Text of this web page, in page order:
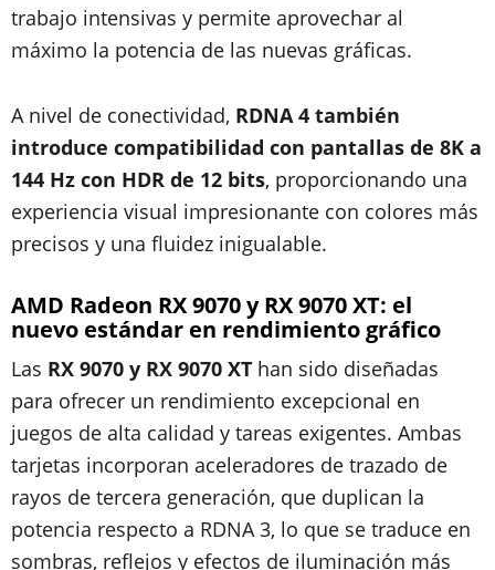
trabajo intensivas y permite aprovechar al
máximo la potencia de las nuevas gráficas.
A nivel de conectividad, RDNA 4 también
introduce compatibilidad con pantallas de 8K a
144 Hz con HDR de 12 bits, proporcionando una
experiencia visual impresionante con colores más
precisos y una fluidez inigualable.
AMD Radeon RX 9070 y RX 9070 XT: el
nuevo estándar en rendimiento gráfico
Las RX 9070 y RX 9070 XT han sido diseñadas
para ofrecer un rendimiento excepcional en
juegos de alta calidad y tareas exigentes. Ambas
tarjetas incorporan aceleradores de trazado de
rayos de tercera generación, que duplican la
potencia respecto a RDNA 3, lo que se traduce en
sombras, reflejos y efectos de iluminación más